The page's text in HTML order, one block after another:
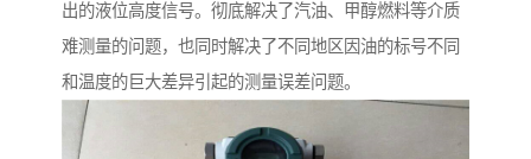
出的液位高度信号。彻底解决了汽油、甲醇燃料等介质
难测量的问题，也同时解决了不同地区因油的标号不同
和温度的巨大差异引起的测量误差问题。